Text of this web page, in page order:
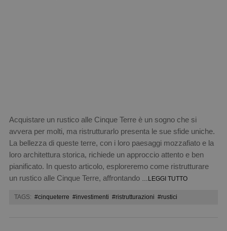
Acquistare un rustico alle Cinque Terre è un sogno che si
avvera per molti, ma ristrutturarlo presenta le sue sfide uniche.
La bellezza di queste terre, con i loro paesaggi mozzafiato e la
loro architettura storica, richiede un approccio attento e ben
pianificato. In questo articolo, esploreremo come ristrutturare
un rustico alle Cinque Terre, affrontando
…LEGGI TUTTO
TAGS: #cinqueterre #investimenti #ristrutturazioni #rustici